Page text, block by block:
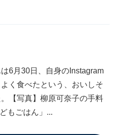
6月30日、自身のInstagram
く食べたという、おいしそ
【写真】柳原可奈子の手料
もごはん」...